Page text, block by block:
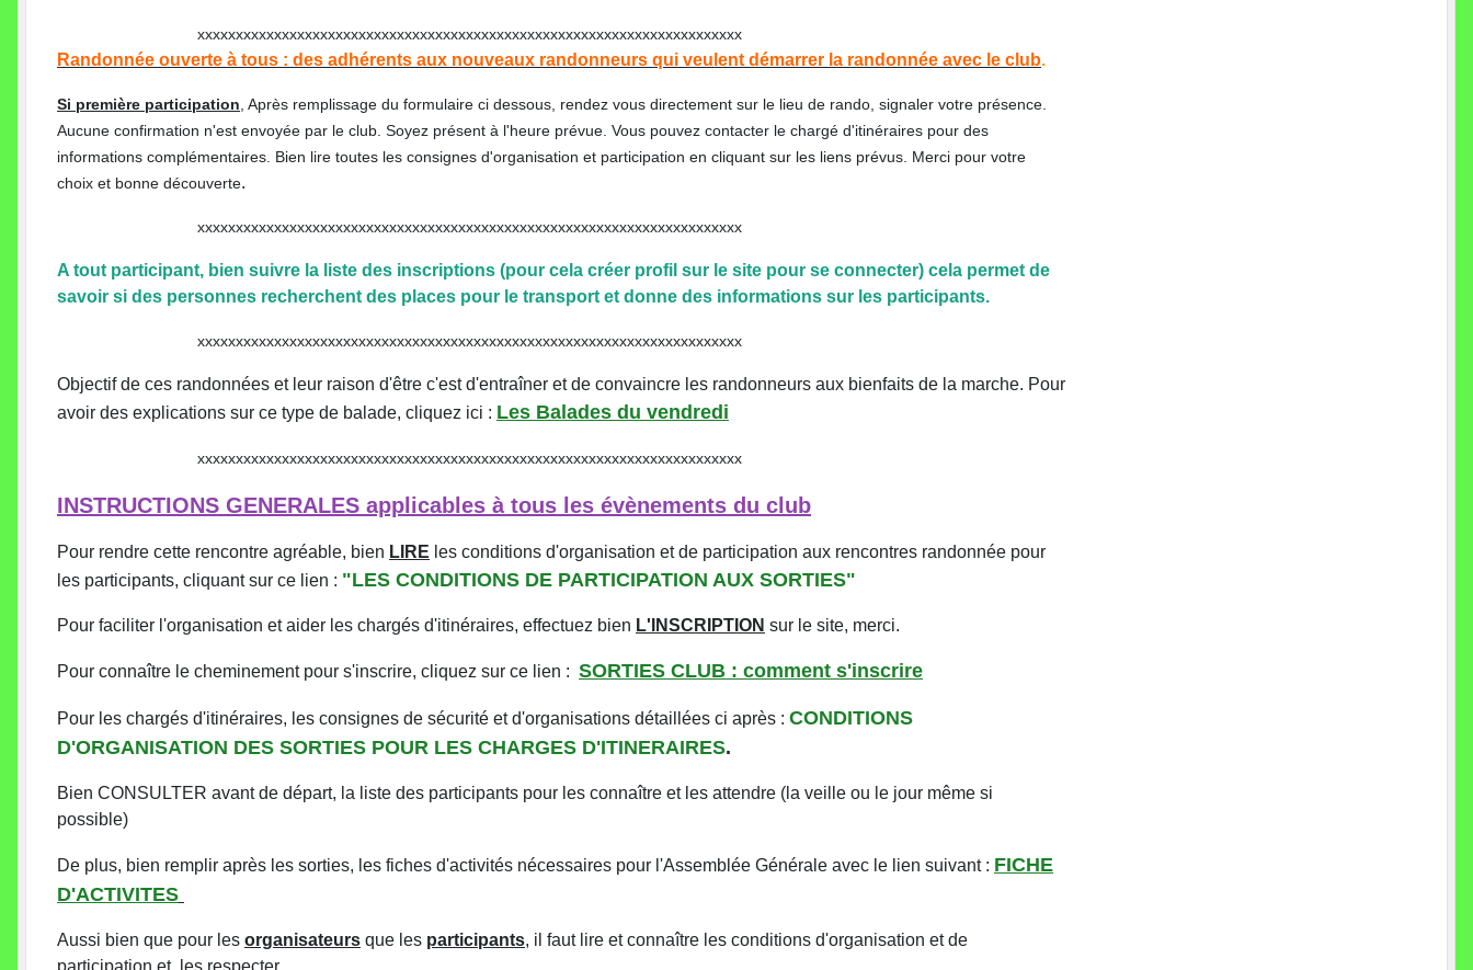
xxxxxxxxxxxxxxxxxxxxxxxxxxxxxxxxxxxxxxxxxxxxxxxxxxxxxxxxxxxxxxxxxxxxxxx
Randonnée ouverte à tous : des adhérents aux nouveaux randonneurs qui veulent démarrer la randonnée avec le club.
Si première participation , Après remplissage du formulaire ci dessous, rendez vous directement sur le lieu de rando, signaler votre présence.
Aucune confirmation n'est envoyée par le club. Soyez présent à l'heure prévue. Vous pouvez contacter le chargé d'itinéraires pour des
informations complémentaires. Bien lire toutes les consignes d'organisation et participation en cliquant sur les liens prévus. Merci pour votre
choix et bonne découverte.
xxxxxxxxxxxxxxxxxxxxxxxxxxxxxxxxxxxxxxxxxxxxxxxxxxxxxxxxxxxxxxxxxxxxxxx
A tout participant, bien suivre la liste des inscriptions (pour cela créer profil sur le site pour se connecter) cela permet de
savoir si des personnes recherchent des places pour le transport et donne des informations sur les participants.
xxxxxxxxxxxxxxxxxxxxxxxxxxxxxxxxxxxxxxxxxxxxxxxxxxxxxxxxxxxxxxxxxxxxxxx
Objectif de ces randonnées et leur raison d'être c'est d'entraîner et de convaincre les randonneurs aux bienfaits de la marche. Pour
avoir des explications sur ce type de balade, cliquez ici : Les Balades du vendredi
xxxxxxxxxxxxxxxxxxxxxxxxxxxxxxxxxxxxxxxxxxxxxxxxxxxxxxxxxxxxxxxxxxxxxxx
INSTRUCTIONS GENERALES applicables à tous les évènements du club
Pour rendre cette rencontre agréable, bien LIRE les conditions d'organisation et de participation aux rencontres randonnée pour
les participants, cliquant sur ce lien : "LES CONDITIONS DE PARTICIPATION AUX SORTIES"
Pour faciliter l'organisation et aider les chargés d'itinéraires, effectuez bien L'INSCRIPTION sur le site, merci.
Pour connaître le cheminement pour s'inscrire, cliquez sur ce lien : SORTIES CLUB : comment s'inscrire
Pour les chargés d'itinéraires, les consignes de sécurité et d'organisations détaillées ci après : CONDITIONS
D'ORGANISATION DES SORTIES POUR LES CHARGES D'ITINERAIRES.
Bien CONSULTER avant de départ, la liste des participants pour les connaître et les attendre (la veille ou le jour même si
possible)
De plus, bien remplir après les sorties, les fiches d'activités nécessaires pour l'Assemblée Générale avec le lien suivant : FICHE
D'ACTIVITES
Aussi bien que pour les organisateurs que les participants, il faut lire et connaître les conditions d'organisation et de
participation et, les respecter.